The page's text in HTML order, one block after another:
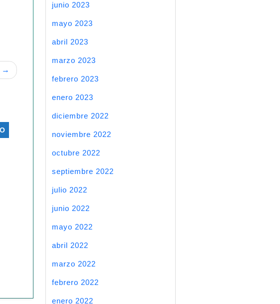
junio 2023
mayo 2023
abril 2023
marzo 2023
febrero 2023
enero 2023
diciembre 2022
noviembre 2022
octubre 2022
septiembre 2022
julio 2022
junio 2022
mayo 2022
abril 2022
marzo 2022
febrero 2022
enero 2022